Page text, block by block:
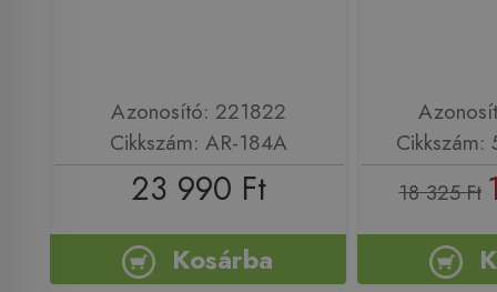
Azonosító: 221822
Cikkszám: AR-184A
23 990 Ft
Kosárba
18 325 Ft